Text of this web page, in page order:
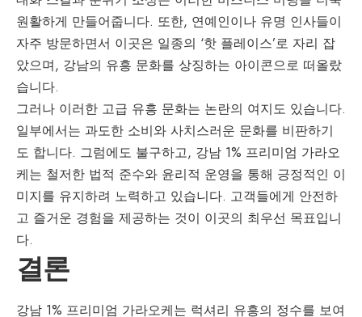
원활하게 만들어줍니다. 또한, 연예인이나 유명 인사들이
자주 방문하면서 이곳은 일종의 ‘핫 플레이스’로 자리 잡
았으며, 강남의 유흥 문화를 상징하는 아이콘으로 떠올랐
습니다.
그러나 이러한 고급 유흥 문화는 논란의 여지도 있습니다.
일부에서는 과도한 소비와 사치스러운 문화를 비판하기
도 합니다. 그럼에도 불구하고, 강남 1% 프리미엄 가라오
케는 철저한 법적 준수와 윤리적 운영을 통해 긍정적인 이
미지를 유지하려 노력하고 있습니다. 고객들에게 안전하
고 즐거운 경험을 제공하는 것이 이곳의 최우선 목표입니
다.
결론
강남 1% 프리미엄 가라오케는 럭셔리 유흥의 정수를 보여